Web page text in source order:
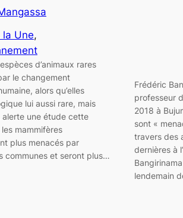
la Une
d’animaux rares
le changement
alors qu’elles
lui aussi rare, mais
alerte une étude cette
mammifères
plus menacés par
communes et seront plus…
Frédéric
professeur
2018 à
sont «
travers des
dernières à
lendemain